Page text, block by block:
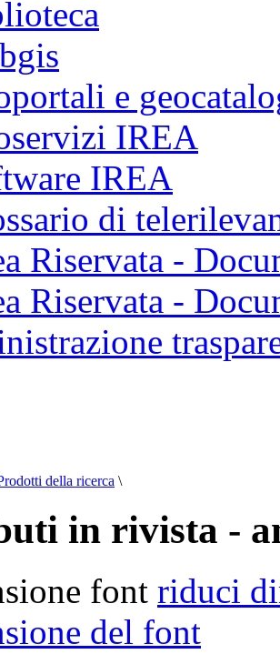
e
IREA
IREA
di
Riservata -
Riservata -
della ricerca \
in rivista -
font riduci
del font